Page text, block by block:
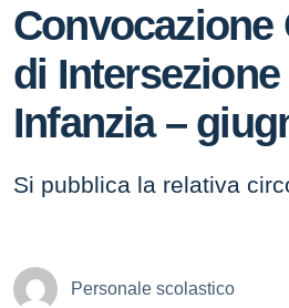
Convocazione
di
Infanzia –
Si pubblica la relativa
Personale scolastico